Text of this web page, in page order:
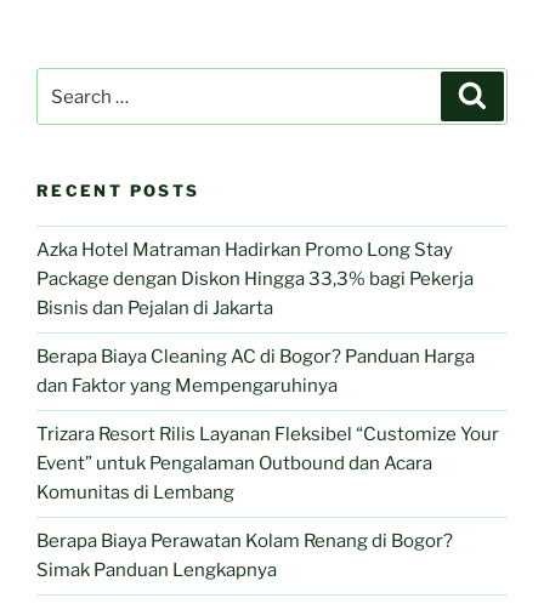
RECENT POSTS
Azka Hotel Matraman Hadirkan Promo Long Stay
Package dengan Diskon Hingga 33,3% bagi Pekerja
Bisnis dan Pejalan di Jakarta
Berapa Biaya Cleaning AC di Bogor? Panduan Harga
dan Faktor yang Mempengaruhinya
Trizara Resort Rilis Layanan Fleksibel “Customize Your
Event” untuk Pengalaman Outbound dan Acara
Komunitas di Lembang
Berapa Biaya Perawatan Kolam Renang di Bogor?
Simak Panduan Lengkapnya